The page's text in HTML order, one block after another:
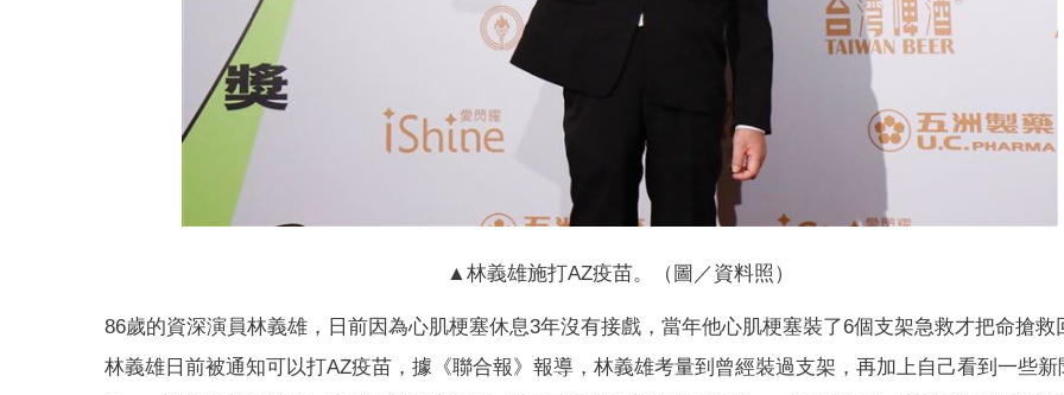
▲林義雄施打AZ疫苗。（圖／資料照）
86歲的資深演員林義雄，日前因為心肌梗塞休息3年沒有接戲，當年他心肌梗塞裝了6個支架急救才把命搶救
林義雄日前被通知可以打AZ疫苗，據《聯合報》報導，林義雄考量到曾經裝過支架，再加上自己看到一些新